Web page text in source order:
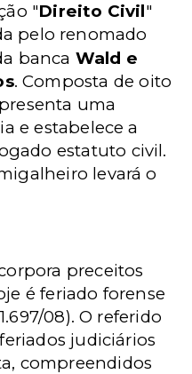
"Direito Civil"
pelo renomado
banca Wald e
. Composta de oito
uma
e estabelece a
estatuto civil.
levará o
preceitos
é feriado forense
08). O referido
judiciários
compreendidos